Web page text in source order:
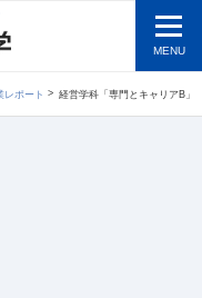
MENU
レポート 経営学科「専門とキャリアB」にて東